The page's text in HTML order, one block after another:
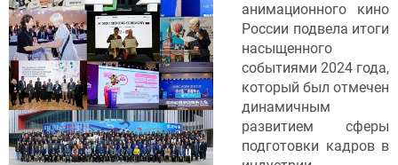
анимационного кино
России подвела итоги
насыщенного
событиями 2024 года,
который был отмечен
динамичным
развитием сферы
подготовки кадров в